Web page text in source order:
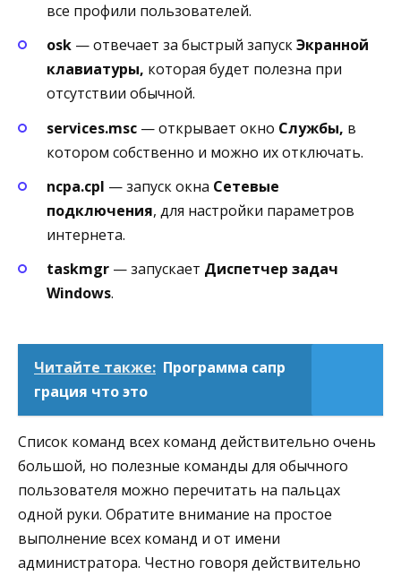
все профили пользователей.
osk — отвечает за быстрый запускЭкранной
клавиатуры, которая будет полезна при
отсутствии обычной.
services.msc — открывает окно Службы, в
котором собственно и можно их отключать.
ncpa.cpl — запуск окна Сетевые
подключения, для настройки параметров
интернета.
taskmgr — запускает Диспетчер задач
Windows.
Читайте также: Программа сапр
грация что это
Список команд всех команд действительно очень
большой, но полезные команды для обычного
пользователя можно перечитать на пальцах
одной руки. Обратите внимание на простое
выполнение всех команд и от имени
администратора. Честно говоря действительно